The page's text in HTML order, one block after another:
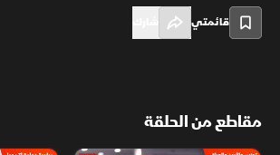
قائمتي
مقاطع من الحلقة